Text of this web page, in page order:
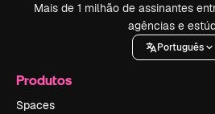
Mais de 1 milhão de assinantes
agências e
Português
Produtos
Spaces